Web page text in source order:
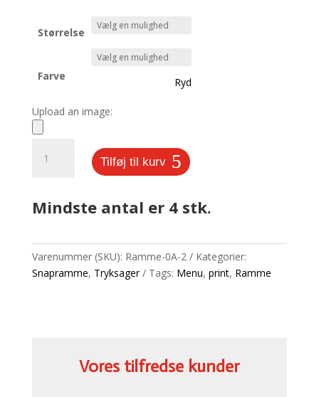
Størrelse
Farve Ryd
Upload an image:
stativer
Tilføj til kurv
Mindste antal er 4 stk.
Varenummer (SKU): Ramme-0A-2
Kategorier:
Snapramme, Tryksager Tags: Menu, print, Ramme
Vores tilfredse kunder